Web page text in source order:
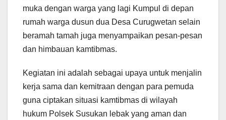
muka dengan warga yang lagi Kumpul di depan
rumah warga dusun dua Desa Curugwetan selain
beramah tamah juga menyampaikan pesan-pesan
dan himbauan kamtibmas.
Kegiatan ini adalah sebagai upaya untuk menjalin
kerja sama dan kemitraan dengan para pemuda
guna ciptakan situasi kamtibmas di wilayah
hukum Polsek Susukan lebak yang aman dan